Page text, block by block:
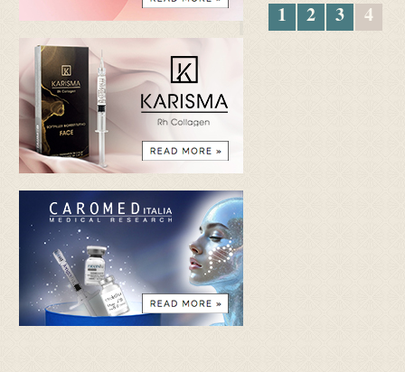
1 2 3 4